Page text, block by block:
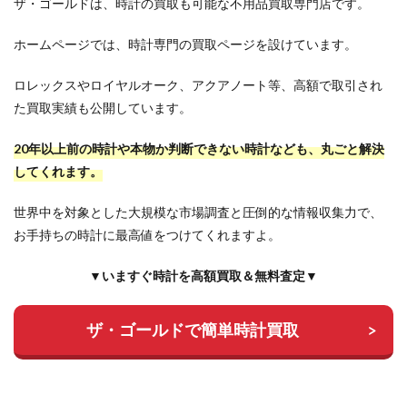
ホームページでは、時計専門の買取ページを設けています。
ロレックスやロイヤルオーク、アクアノート等、高額で取引され
た買取実績も公開しています。
20年以上前の時計や本物か判断できない時計なども、丸ごと解決
してくれます。
世界中を対象とした大規模な市場調査と圧倒的な情報収集力で、
お手持ちの時計に最高値をつけてくれますよ。
▼いますぐ時計を高額買取＆無料査定▼
ザ・ゴールドで簡単時計買取